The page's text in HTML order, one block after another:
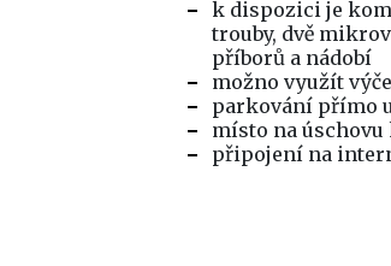
k dispozici je
trouby, dvě
příborů a nádobí
možno využít
parkování přímo
místo na úschovu
připojení na